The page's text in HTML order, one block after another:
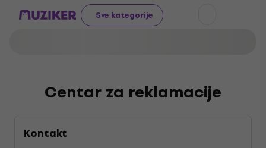
Sve kategorije
Centar za reklamacije
Kontakt